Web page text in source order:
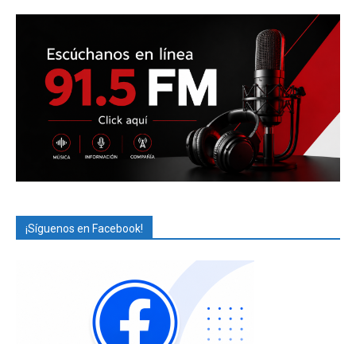
¡Síguenos en Facebook!